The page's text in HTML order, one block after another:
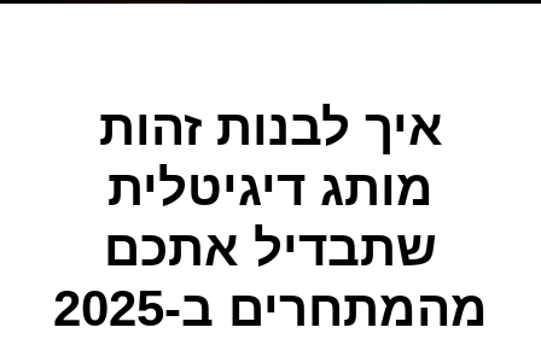
איך לבנות זהות
מותג דיגיטלית
שתבדיל אתכם
מהמתחרים ב-2025